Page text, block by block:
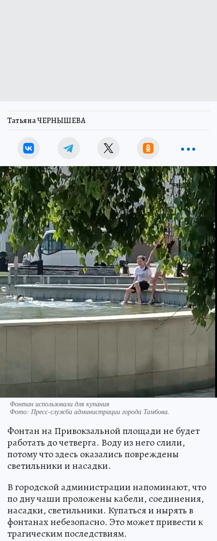
Татьяна ЧЕРНЫШЕВА
Фонтан использовали для купания
Фото: Пресс-служба администрации города Тамбова.
Фонтан на Привокзальной площади не будет
работать до четверга. Воду из него слили,
потому что здесь оказались повреждены
светильники и насадки.
В городской администрации напоминают, что
по дну чаши проложены кабели, соединения,
насадки, светильники. Купаться и нырять в
фонтанах небезопасно. Это может привести к
трагическим последствиям.